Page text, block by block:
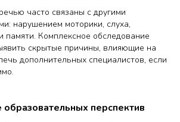
часто связаны с другими
нарушением моторики, слуха,
памяти. Комплексное обследование
скрытые причины, влияющие на
дополнительных специалистов, если
перспектив